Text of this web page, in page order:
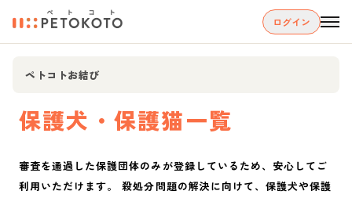
ログイン
ペトコトお結び
保護犬・保護猫一覧
審査を通過した保護団体のみが登録しているため、安心してご
利用いただけます。 殺処分問題の解決に向けて、保護犬や保護